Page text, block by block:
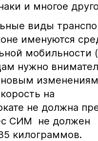
и многое
виды
именуются
мобильности
нужно
новым
на
не должна
СИМ не должен
килограммов.